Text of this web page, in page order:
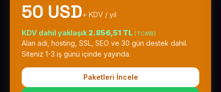
50 USD+ KDV / yıl
KDV dahil yaklaşık 2.856,51 TL (TCMB)
Alan adı, hosting, SSL, SEO ve 30 gün destek dahil.
Siteniz 1-3 iş günü içinde yayında.
Paketleri İncele